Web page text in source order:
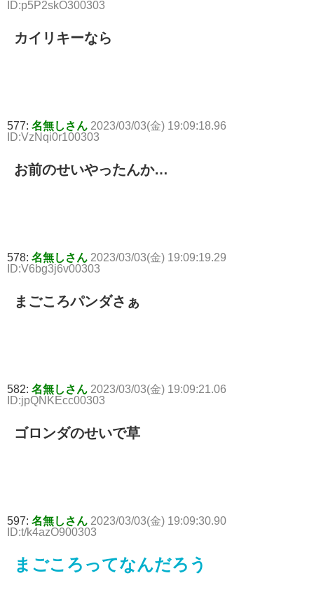
ID:p5P2skO300303
カイリキーなら
577: 名無しさん 2023/03/03(金) 19:09:18.96
ID:VzNqi0r100303
お前のせいやったんか…
578: 名無しさん 2023/03/03(金) 19:09:19.29
ID:V6bg3j6v00303
まごころパンダさぁ
582: 名無しさん 2023/03/03(金) 19:09:21.06
ID:jpQNKEcc00303
ゴロンダのせいで草
597: 名無しさん 2023/03/03(金) 19:09:30.90
ID:t/k4azO900303
まごころってなんだろう